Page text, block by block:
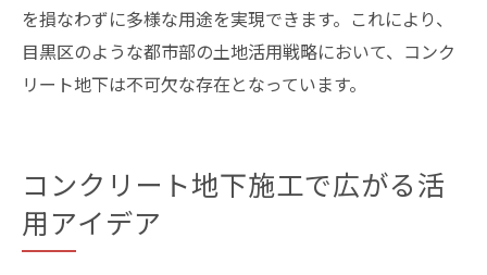
を損なわずに多様な用途を実現できます。これにより、
目黒区のような都市部の土地活用戦略において、コンク
リート地下は不可欠な存在となっています。
コンクリート地下施工で広がる活
用アイデア